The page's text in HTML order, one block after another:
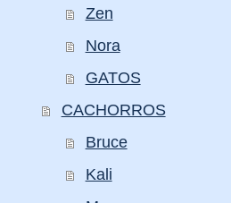
Zen
Nora
GATOS
CACHORROS
Bruce
Kali